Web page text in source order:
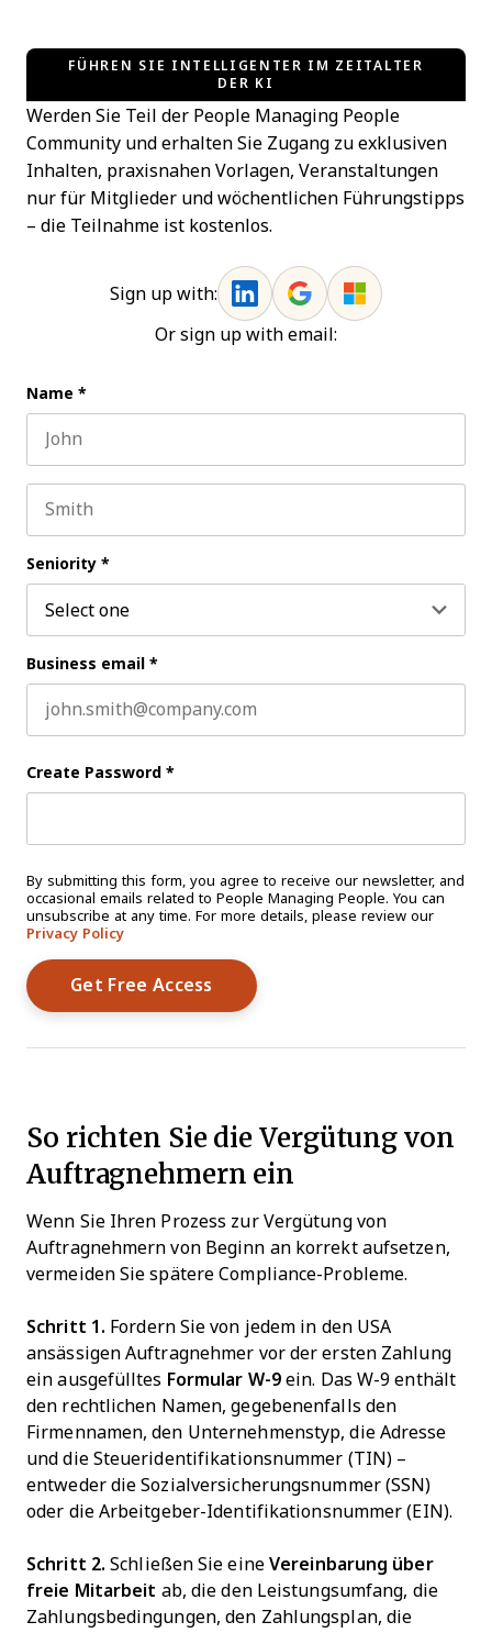
FÜHREN SIE INTELLIGENTER IM ZEITALTER
DER KI
Werden Sie Teil der People Managing People
Community und erhalten Sie Zugang zu exklusiven
Inhalten, praxisnahen Vorlagen, Veranstaltungen
nur für Mitglieder und wöchentlichen Führungstipps
– die Teilnahme ist kostenlos.
Sign up with:
Or sign up with email:
Name *
Seniority *
Business email *
Create Password *
By submitting this form, you agree to receive our newsletter, and
occasional emails related to People Managing People. You can
unsubscribe at any time. For more details, please review our
Privacy Policy
So richten Sie die Vergütung von
Auftragnehmern ein
Wenn Sie Ihren Prozess zur Vergütung von
Auftragnehmern von Beginn an korrekt aufsetzen,
vermeiden Sie spätere Compliance-Probleme.
Schritt 1. Fordern Sie von jedem in den USA
ansässigen Auftragnehmer vor der ersten Zahlung
ein ausgefülltes Formular W-9ein. Das W-9 enthält
den rechtlichen Namen, gegebenenfalls den
Firmennamen, den Unternehmenstyp, die Adresse
und die Steueridentifikationsnummer (TIN) –
entweder die Sozialversicherungsnummer (SSN)
oder die Arbeitgeber-Identifikationsnummer (EIN).
Schritt 2. Schließen Sie eine Vereinbarung über
freie Mitarbeit ab, die den Leistungsumfang, die
Zahlungsbedingungen, den Zahlungsplan, die